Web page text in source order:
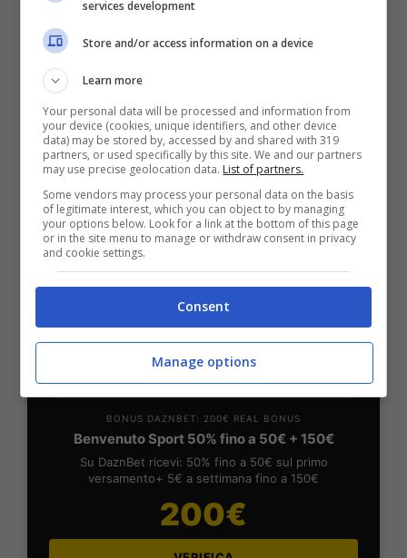
PlanetWin365
Planetwin365: 2050€ per sport e scommesse
Iscrivendoti a PlanetWin365 ricevi: 100% fino a 2000€
in Bonus Scommesse + 100% fino a 50€ in Bonus
Sport
2050€
VERIFICA
Mostra Informazioni
DAZNBet
BONUS DAZNBET: 200€ REAL BONUS
Benvenuto Sport 50% fino a 50€ + 150€
Su DaznBet ricevi: 50% fino a 50€ sul primo
versamento+ 5€ a settimana fino a 150€
200€
services development
Store and/or access information on a device
Learn more
Your personal data will be processed and information from
your device (cookies, unique identifiers, and other device
data) may be stored by, accessed by and shared with 319
partners, or used specifically by this site. We and our partners
may use precise geolocation data. List of partners.
Some vendors may process your personal data on the basis
of legitimate interest, which you can object to by managing
your options below. Look for a link at the bottom of this page
or in the site menu to manage or withdraw consent in privacy
and cookie settings.
Consent
Manage options